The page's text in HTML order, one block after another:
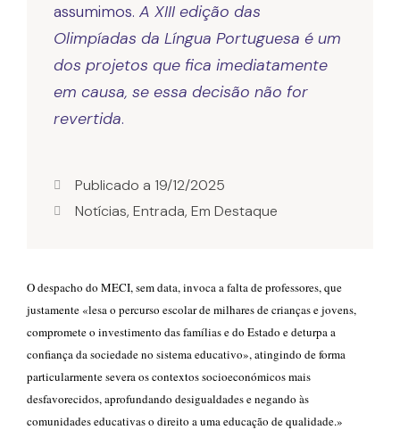
assumimos. A XIII edição das
Olimpíadas da Língua Portuguesa é um
dos projetos que fica imediatamente
em causa, se essa decisão não for
revertida.
Publicado a 19/12/2025
Notícias, Entrada, Em Destaque
O despacho do MECI, sem data, invoca a falta de professores, que
justamente «lesa o percurso escolar de milhares de crianças e jovens,
compromete o investimento das famílias e do Estado e deturpa a
confiança da sociedade no sistema educativo», atingindo de forma
particularmente severa os contextos socioeconómicos mais
desfavorecidos, aprofundando desigualdades e negando às
comunidades educativas o direito a uma educação de qualidade.»